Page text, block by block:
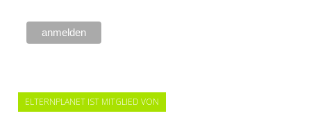
ELTERNPLANET IST MITGLIED VON